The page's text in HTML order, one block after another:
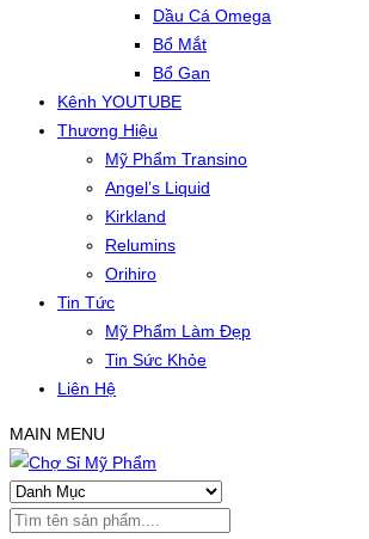
Dầu Cá Omega
Bổ Mắt
Bổ Gan
Kênh YOUTUBE
Thương Hiệu
Mỹ Phẩm Transino
Angel’s Liquid
Kirkland
Relumins
Orihiro
Tin Tức
Mỹ Phẩm Làm Đẹp
Tin Sức Khỏe
Liên Hệ
MAIN MENU